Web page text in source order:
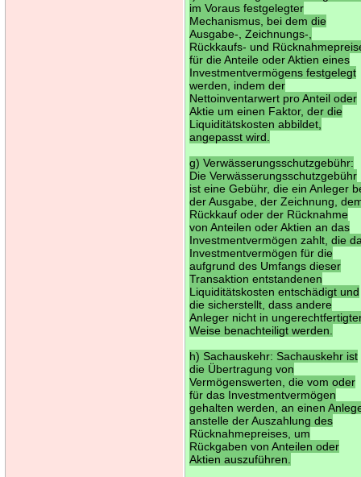
im Voraus festgelegter
Mechanismus, bei dem die
Ausgabe-, Zeichnungs-,
Rückkaufs- und
für die Anteile oder Aktien eines
Investmentvermögens festgelegt
werden, indem der
Nettoinventarwert pro Anteil oder
Aktie um einen Faktor, der die
Liquiditätskosten abbildet,
angepasst wird.
g) Verwässerungsschutzgebühr:
Die Verwässerungsschutzgebühr
ist eine Gebühr, die ein Anleger
der Ausgabe, der Zeichnung,
Rückkauf oder der Rücknahme
von Anteilen oder Aktien an das
Investmentvermögen zahlt, die
Investmentvermögen für die
aufgrund des Umfangs dieser
Transaktion entstandenen
Liquiditätskosten entschädigt und
die sicherstellt, dass andere
Anleger nicht in
Weise benachteiligt werden.
h) Sachauskehr: Sachauskehr ist
die Übertragung von
Vermögenswerten, die vom oder
für das Investmentvermögen
gehalten werden, an einen
anstelle der Auszahlung des
Rücknahmepreises, um
Rückgaben von Anteilen oder
Aktien auszuführen.